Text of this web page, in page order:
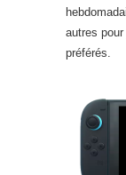
autres
préférés.